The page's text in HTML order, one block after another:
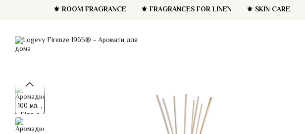
Перейти до основного контенту
⚜️ ROOM FRAGRANCE ⚜️ FRAGRANCES FOR LINEN ⚜️ SKIN CARE